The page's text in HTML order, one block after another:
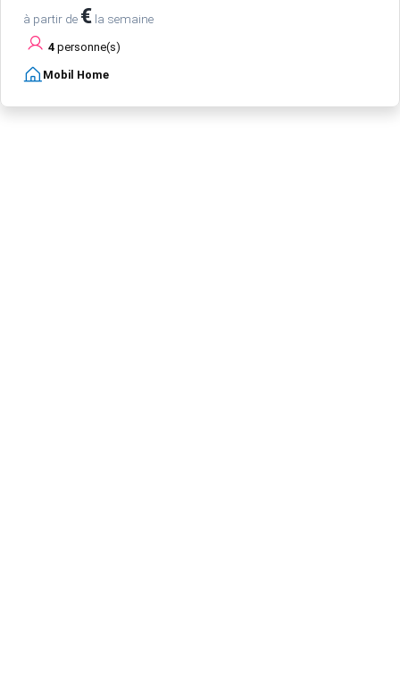
à partir de € la semaine
4 personne(s)
Mobil Home